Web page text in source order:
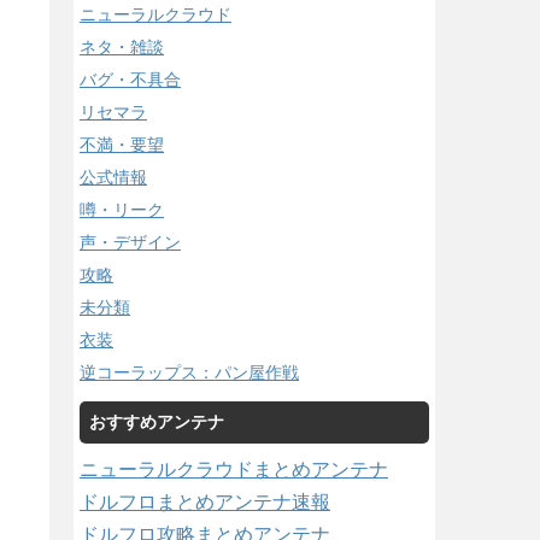
ニューラルクラウド
ネタ・雑談
バグ・不具合
リセマラ
不満・要望
公式情報
噂・リーク
声・デザイン
攻略
未分類
衣装
逆コーラップス：パン屋作戦
おすすめアンテナ
ニューラルクラウドまとめアンテナ
ドルフロまとめアンテナ速報
ドルフロ攻略まとめアンテナ